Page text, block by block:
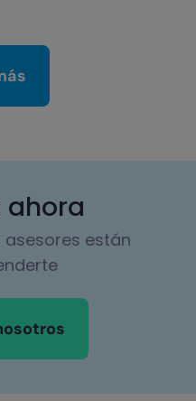
ahora
están